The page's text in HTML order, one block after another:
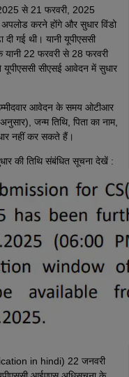
से 21 फरवरी, 2025
करने होंगे और सुधार विंडो
गई थी। यानी यूपीएससी
22 फरवरी से 28 फरवरी
सीएसई आवेदन में सुधार
आवेदन के समय ओटीआर
जन्म तिथि, पिता का नाम,
नहीं कर सकते हैं।
की तिथि संबंधित सूचना देखें :
in hindi) 22 जनवरी